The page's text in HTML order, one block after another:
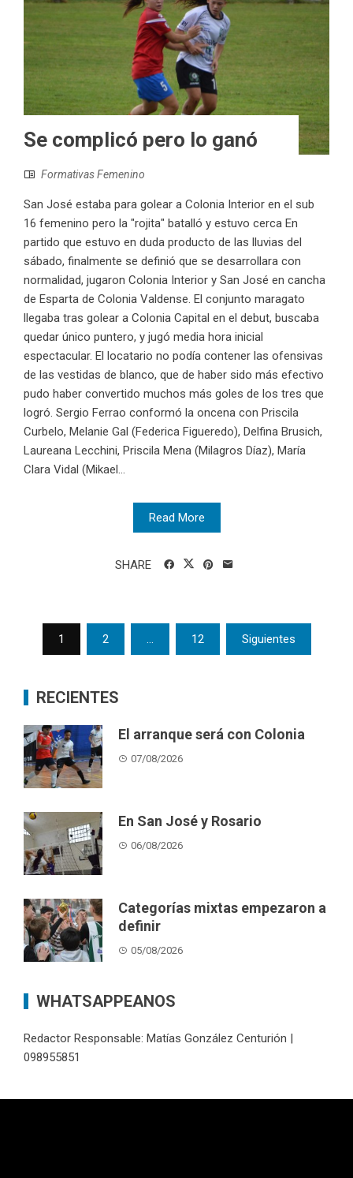
Se complicó pero lo ganó
Formativas Femenino
San José estaba para golear a Colonia Interior en el sub
16 femenino pero la "rojita" batalló y estuvo cerca En
partido que estuvo en duda producto de las lluvias del
sábado, finalmente se definió que se desarrollara con
normalidad, jugaron Colonia Interior y San José en cancha
de Esparta de Colonia Valdense. El conjunto maragato
llegaba tras golear a Colonia Capital en el debut, buscaba
quedar único puntero, y jugó media hora inicial
espectacular. El locatario no podía contener las ofensivas
de las vestidas de blanco, que de haber sido más efectivo
pudo haber convertido muchos más goles de los tres que
logró. Sergio Ferrao conformó la oncena con Priscila
Curbelo, Melanie Gal (Federica Figueredo), Delfina Brusich,
Laureana Lecchini, Priscila Mena (Milagros Díaz), María
Clara Vidal (Mikael...
Read More
SHARE
Posts
pagination
1 2 … 12 Siguientes
RECIENTES
El arranque será con Colonia
07/08/2026
En San José y Rosario
06/08/2026
Categorías mixtas empezaron a
definir
05/08/2026
WHATSAPPEANOS
Redactor Responsable: Matías González Centurión |
098955851